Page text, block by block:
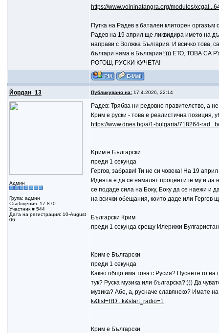
https://www.voininatangra.org/modules/
Путка на Радев в батален клиторен
Радев на 19 април ще ликвидира името на
направи с Волжка България. И всичко това,
българи няма в България!:))) ЕТО, ТОВА
РОГОШ, РУСКИ КУЧЕТА!
Йордан_13 Публикувано на:17.4.2026, 22:14
Админ
Група: админ
Съобщения: 17 870
Участник # 544
Дата на регистрация: 10-August
06
Радев: Трябва ни редовно правителство, а
Крим е руски - това е реалистична позиция,
https://www.dnes.bg/a/1-bulgaria/718264-
Kрим е Български
преди 1 секунда
Гергов, забрави! Ти не си човека! На 19
Идеята е да се намалят процентите му и да
се подаде сила на Боку, Боку да се наежи и
на всички обещания, които даде или Гергов
Български Крим
преди 1 секунда срещу Илерижи
Крим е Български
преди 1 секунда
Какво общо има това с Русия? Пуснете го
тук? Руска музика или българска?;))) Да
музика? Абе, а, русначе славянско? Имате
k&list=RD...k&start_radio=1
Крим е Български